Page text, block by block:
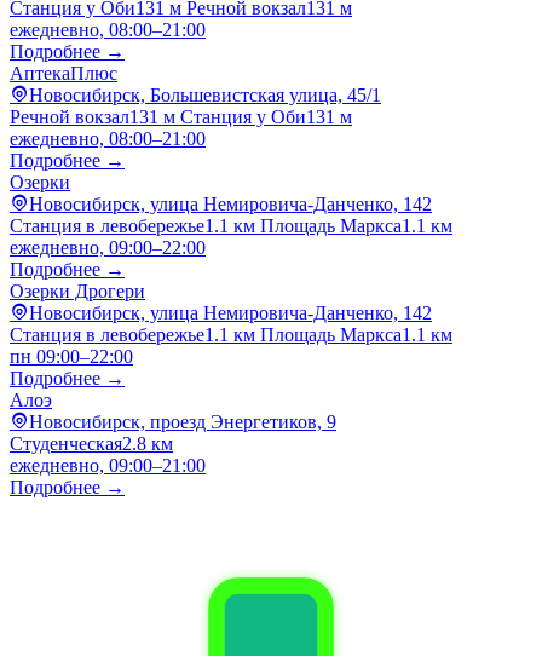
Станция у Оби131 м Речной вокзал131 м
ежедневно, 08:00–21:00
Подробнее →
АптекаПлюс
Новосибирск, Большевистская улица, 45/1
Речной вокзал131 м Станция у Оби131 м
ежедневно, 08:00–21:00
Подробнее →
Озерки
Новосибирск, улица Немировича-Данченко, 142
Станция в левобережье1.1 км Площадь Маркса1.1 км
ежедневно, 09:00–22:00
Подробнее →
Озерки Дрогери
Новосибирск, улица Немировича-Данченко, 142
Станция в левобережье1.1 км Площадь Маркса1.1 км
пн 09:00–22:00
Подробнее →
Алоэ
Новосибирск, проезд Энергетиков, 9
Студенческая2.8 км
ежедневно, 09:00–21:00
Подробнее →